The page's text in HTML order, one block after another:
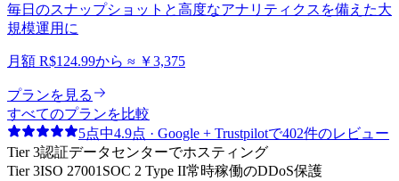
毎日のスナップショットと高度なアナリティクスを備えた大
規模運用に
月額 R$124.99から ≈ ￥3,375
プランを見る
すべてのプランを比較
5点中4.9点 · Google + Trustpilotで402件のレビュー
Tier 3認証データセンターでホスティング
Tier 3ISO 27001 SOC 2 Type II常時稼働のDDoS保護